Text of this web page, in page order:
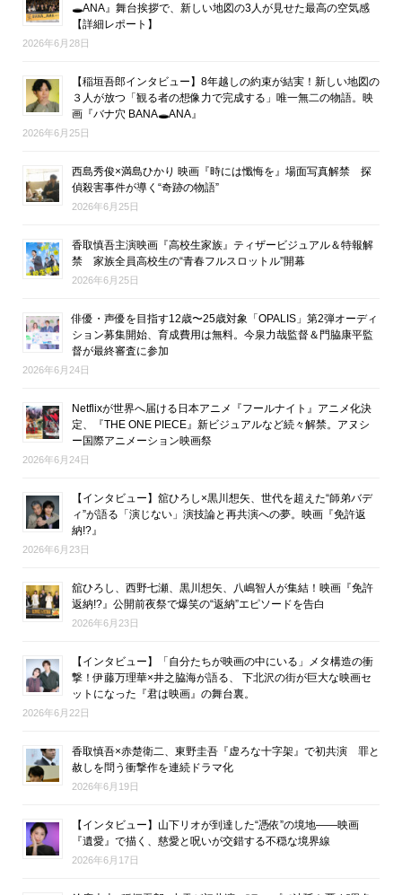
🕳ANA』舞台挨拶で、新しい地図の3人が見せた最高の空気感
【詳細レポート】
2026年6月28日
【稲垣吾郎インタビュー】8年越しの約束が結実！新しい地図の
３人が放つ「観る者の想像力で完成する」唯一無二の物語。映
画『バナ穴 BANA🕳ANA』
2026年6月25日
西島秀俊×満島ひかり 映画『時には懺悔を』場面写真解禁 探
偵殺害事件が導く“奇跡の物語”
2026年6月25日
香取慎吾主演映画『高校生家族』ティザービジュアル＆特報解
禁 家族全員高校生の“青春フルスロットル”開幕
2026年6月25日
俳優・声優を目指す12歳〜25歳対象「OPALIS」第2弾オーディ
ション募集開始、育成費用は無料。今泉力哉監督＆門脇康平監
督が最終審査に参加
2026年6月24日
Netflixが世界へ届ける日本アニメ『フールナイト』アニメ化決
定、『THE ONE PIECE』新ビジュアルなど続々解禁。アヌシ
ー国際アニメーション映画祭
2026年6月24日
【インタビュー】舘ひろし×黒川想矢、世代を超えた“師弟バデ
ィ”が語る「演じない」演技論と再共演への夢。映画『免許返
納!?』
2026年6月23日
舘ひろし、西野七瀬、黒川想矢、八嶋智人が集結！映画『免許
返納!?』公開前夜祭で爆笑の“返納”エピソードを告白
2026年6月23日
【インタビュー】「自分たちが映画の中にいる」メタ構造の衝
撃！伊藤万理華×井之脇海が語る、 下北沢の街が巨大な映画セ
ットになった『君は映画』の舞台裏。
2026年6月22日
香取慎吾×赤楚衛二、東野圭吾『虚ろな十字架』で初共演 罪と
赦しを問う衝撃作を連続ドラマ化
2026年6月19日
【インタビュー】山下リオが到達した“憑依”の境地――映画
『遺愛』で描く、慈愛と呪いが交錯する不穏な境界線
2026年6月17日